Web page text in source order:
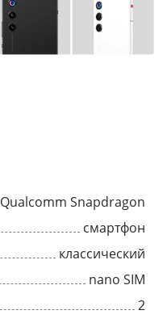
Qualcomm Snapdragon
смартфон
классический
nano SIM
2